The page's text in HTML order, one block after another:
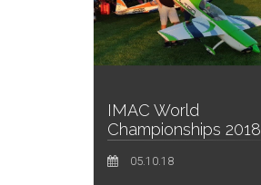
IMAC World
Championships 2018
05.10.18